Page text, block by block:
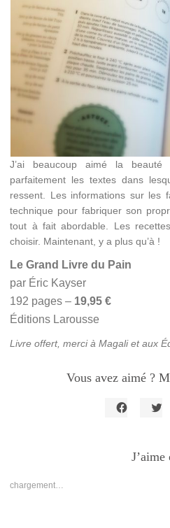
J’ai beaucoup aimé la beauté
parfaitement les textes dans
ressent. Les informations sur les
technique pour fabriquer son
tout à fait abordable. Les
choisir. Maintenant, y a plus qu’à !
Le Grand Livre du Pain
par Éric Kayser
192 pages – 19,95 €
Éditions Larousse
Livre offert, merci à Magali et aux
Vous avez aimé ?
dans
J’aime
chargement…